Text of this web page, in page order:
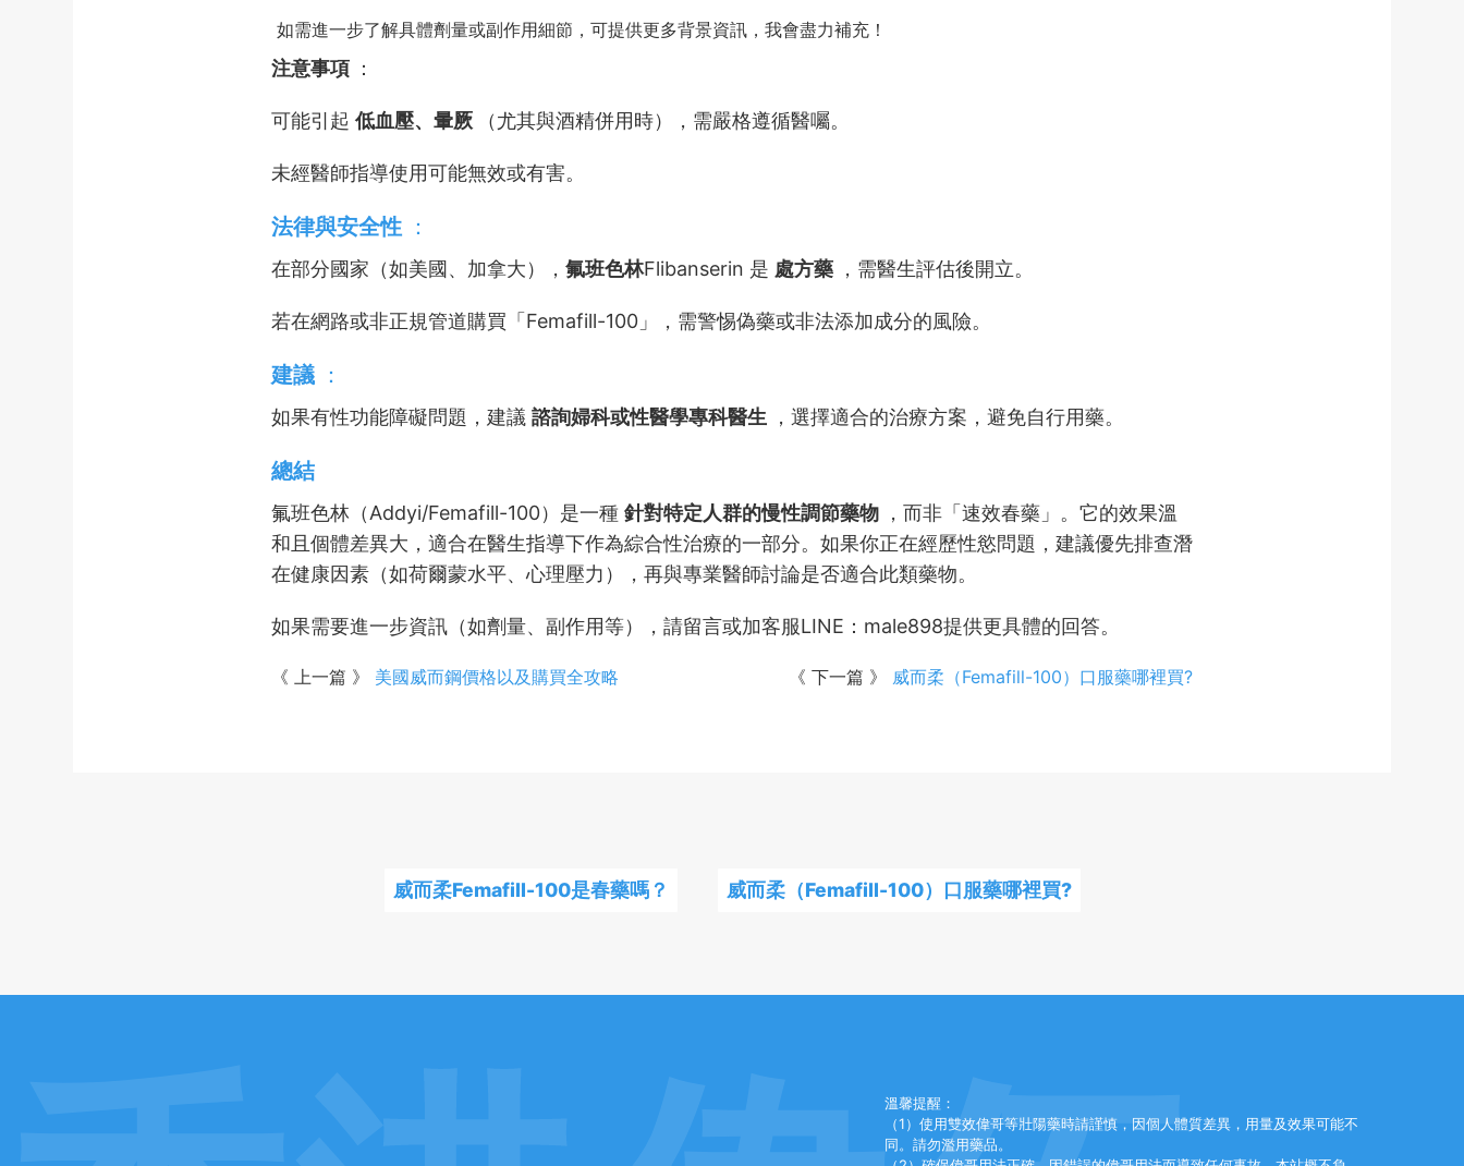
如需進一步了解具體劑量或副作用細節，可提供更多背景資訊，我會盡力補充！
注意事項 ：
可能引起 低血壓、暈厥 （尤其與酒精併用時），需嚴格遵循醫囑。
未經醫師指導使用可能無效或有害。
法律與安全性 ：
在部分國家（如美國、加拿大）， 氟班色林Flibanserin 是 處方藥 ，需醫生評估後開立。
若在網路或非正規管道購買「Femafill-100」，需警惕偽藥或非法添加成分的風險。
建議 ：
如果有性功能障礙問題，建議 諮詢婦科或性醫學專科醫生 ，選擇適合的治療方案，避免自行用藥。
總結
氟班色林（Addyi/Femafill-100）是一種 針對特定人群的慢性調節藥物 ，而非「速效春藥」。它的效果溫
和且個體差異大，適合在醫生指導下作為綜合性治療的一部分。如果你正在經歷性慾問題，建議優先排查潛
在健康因素（如荷爾蒙水平、心理壓力），再與專業醫師討論是否適合此類藥物。
如果需要進一步資訊（如劑量、副作用等），請留言或加客服LINE：male898提供更具體的回答。
《 上一篇 》 美國威而鋼價格以及購買全攻略 《 下一篇 》 威而柔（Femafill-100）口服藥哪裡買?
威而柔Femafill-100是春藥嗎？ 威而柔（Femafill-100）口服藥哪裡買?
溫馨提醒：
（1）使用雙效偉哥等壯陽藥時請謹慎，因個人體質差異，用量及效果可能不
同。請勿濫用藥品。